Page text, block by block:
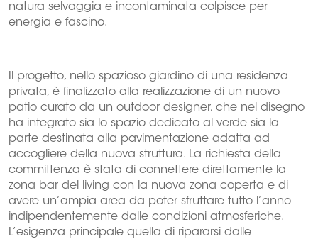
natura selvaggia e incontaminata colpisce per
energia e fascino.
Il progetto, nello spazioso giardino di una residenza
privata, è finalizzato alla realizzazione di un nuovo
patio curato da un outdoor designer, che nel disegno
ha integrato sia lo spazio dedicato al verde sia la
parte destinata alla pavimentazione adatta ad
accogliere della nuova struttura. La richiesta della
committenza è stata di connettere direttamente la
zona bar del living con la nuova zona coperta e di
avere un’ampia area da poter sfruttare tutto l’anno
indipendentemente dalle condizioni atmosferiche.
L’esigenza principale quella di ripararsi dalle